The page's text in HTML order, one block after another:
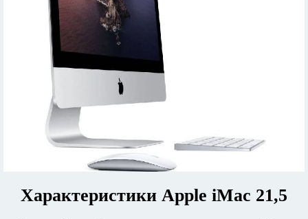
Характеристики Apple iMac 21,5